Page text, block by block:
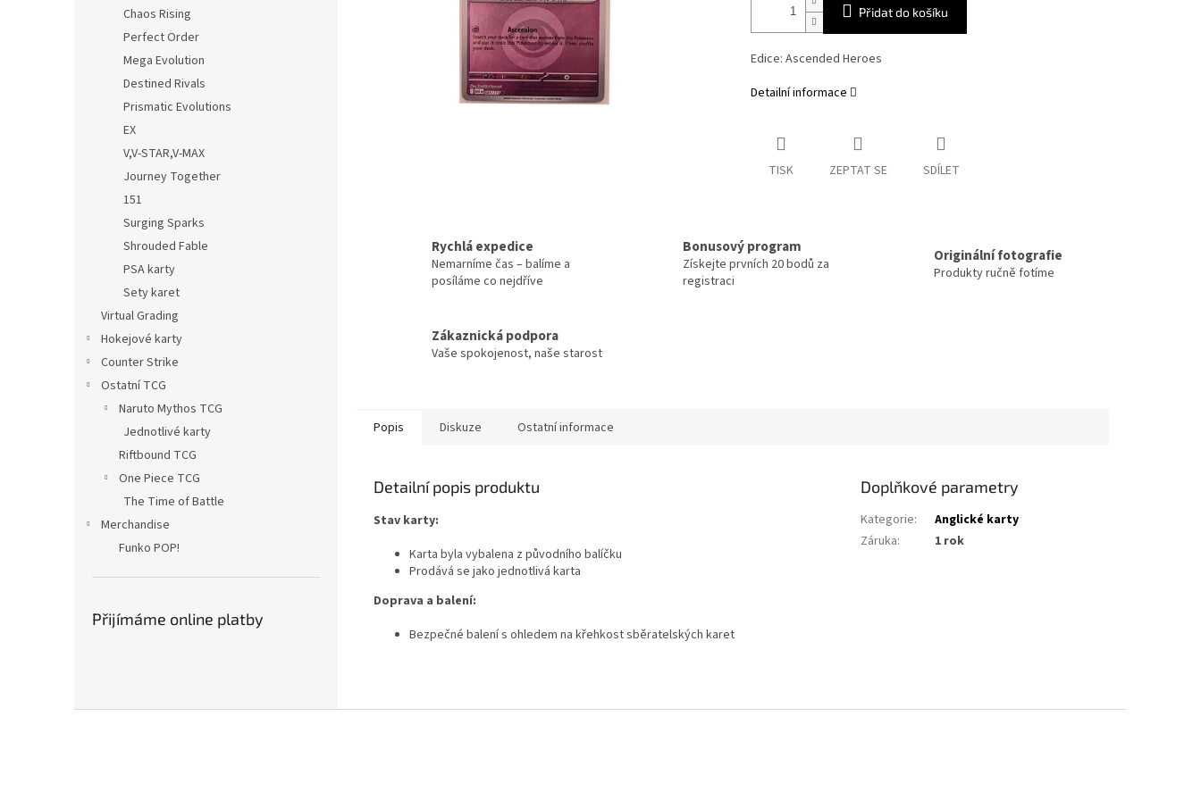
Chaos Rising
Perfect Order
Mega Evolution
Destined Rivals
Prismatic Evolutions
EX
V,V-STAR,V-MAX
Journey Together
151
Surging Sparks
Shrouded Fable
PSA karty
Sety karet
Virtual Grading
Hokejové karty
Counter Strike
Ostatní TCG
Naruto Mythos TCG
Jednotlivé karty
Riftbound TCG
One Piece TCG
The Time of Battle
Merchandise
Funko POP!
Přijímáme online platby
Přidat do košíku
Edice: Ascended Heroes
Detailní informace
TISK ZEPTAT SE SDÍLET
Rychlá expedice
Nemarníme čas – balíme a
posíláme co nejdříve
Bonusový program
Získejte prvních 20 bodů za
registraci
Originální fotografie
Produkty ručně fotíme
Zákaznická podpora
Vaše spokojenost, naše starost
Popis Diskuze Ostatní informace
Detailní popis produktu
Stav karty:
Karta byla vybalena z původního balíčku
Prodává se jako jednotlivá karta
Doprava a balení:
Bezpečné balení s ohledem na křehkost sběratelských karet
Doplňkové parametry
Kategorie:
Anglické karty
Záruka: 1 rok